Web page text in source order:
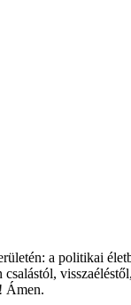
a politikai
Ámen.